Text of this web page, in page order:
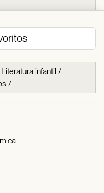
Literatura infantil /
/